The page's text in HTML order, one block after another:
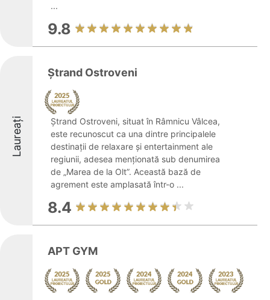
...
9.8
Laureați
Ștrand Ostroveni
Ștrand Ostroveni, situat în Râmnicu Vâlcea,
este recunoscut ca una dintre principalele
destinații de relaxare și entertainment ale
regiunii, adesea menționată sub denumirea
de „Marea de la Olt”. Această bază de
agrement este amplasată într-o ...
8.4
APT GYM